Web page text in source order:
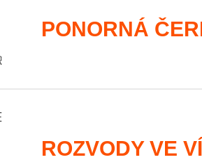
PONORNÁ
ROZVODY VE